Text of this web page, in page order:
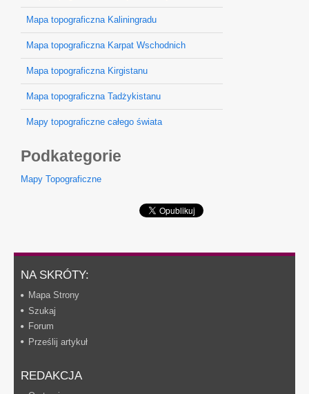
Mapa topograficzna Kaliningradu
Mapa topograficzna Karpat Wschodnich
Mapa topograficzna Kirgistanu
Mapa topograficzna Tadżykistanu
Mapy topograficzne całego świata
Podkategorie
Mapy Topograficzne
NA SKRÓTY:
Mapa Strony
Szukaj
Forum
Prześlij artykuł
REDAKCJA